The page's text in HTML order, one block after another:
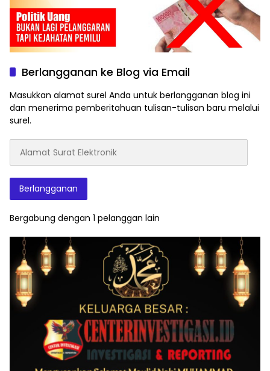
Berlangganan ke Blog via Email
Masukkan alamat surel Anda untuk berlangganan blog ini
dan menerima pemberitahuan tulisan-tulisan baru melalui
surel.
Surat
Berlangganan
Bergabung dengan 1 pelanggan lain